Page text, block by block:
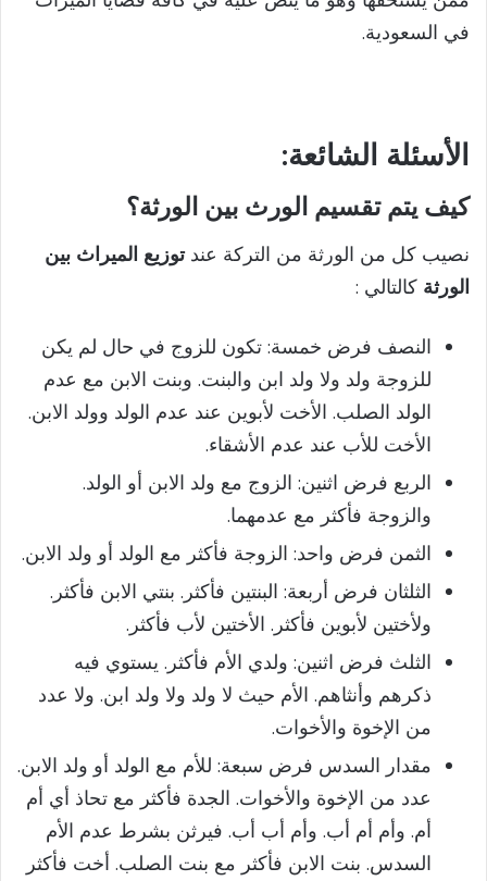
في السعودية.
الأسئلة الشائعة:
كيف يتم تقسيم الورث بين الورثة؟
نصيب كل من الورثة من التركة عندتوزيع الميراث بين
الورثة كالتالي :
النصف فرض خمسة: تكون للزوج في حال لم يكن
للزوجة ولد ولا ولد ابن والبنت. وبنت الابن مع عدم
الولد الصلب. الأخت لأبوين عند عدم الولد وولد الابن.
الأخت للأب عند عدم الأشقاء.
الربع فرض اثنين: الزوج مع ولد الابن أو الولد.
والزوجة فأكثر مع عدمهما.
الثمن فرض واحد: الزوجة فأكثر مع الولد أو ولد الابن.
الثلثان فرض أربعة: البنتين فأكثر. بنتي الابن فأكثر.
ولأختين لأبوين فأكثر. الأختين لأب فأكثر.
الثلث فرض اثنين: ولدي الأم فأكثر. يستوي فيه
ذكرهم وأنثاهم. الأم حيث لا ولد ولا ولد ابن. ولا عدد
من الإخوة والأخوات.
مقدار السدس فرض سبعة: للأم مع الولد أو ولد الابن.
عدد من الإخوة والأخوات. الجدة فأكثر مع تحاذ أي أم
أم. وأم أم أب. وأم أب أب. فيرثن بشرط عدم الأم
السدس. بنت الابن فأكثر مع بنت الصلب. أخت فأكثر